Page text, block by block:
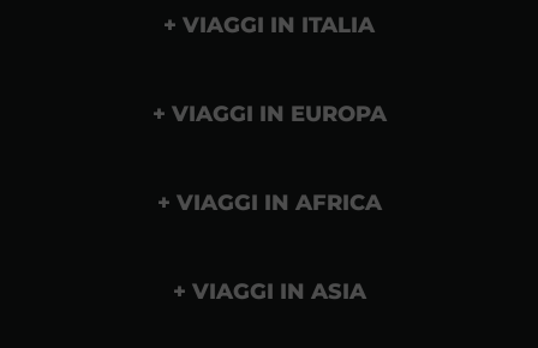
VIAGGI IN ITALIA
VIAGGI IN EUROPA
VIAGGI IN AFRICA
VIAGGI IN ASIA